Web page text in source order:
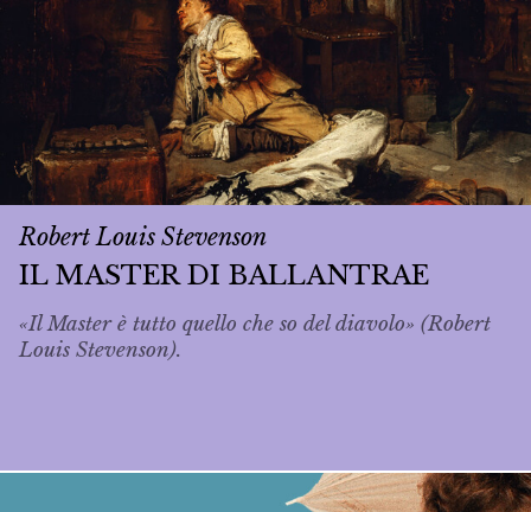
Robert Louis Stevenson
IL MASTER DI BALLANTRAE
«Il Master è tutto quello che so del diavolo» (Robert
Louis Stevenson).